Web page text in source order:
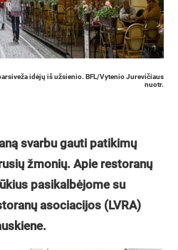
idėjų iš užsienio. BFL/Vytenio Jurevičiaus
nuotr.
svarbu gauti patikimų
žmonių. Apie restoranų
pasikalbėjome su
asociacijos (LVRA)